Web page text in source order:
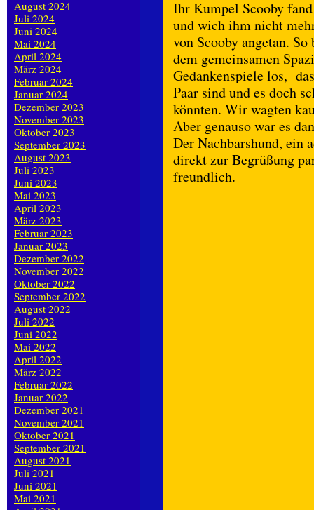
Ihr Kumpel Scooby
und wich ihm nicht
von Scooby angetan.
dem gemeinsamen
Gedankenspiele los,
Paar sind und es doch
könnten. Wir wagten
Aber genauso war es
Der Nachbarshund, ein
direkt zur Begrüßung
freundlich.
August 2024
Juli 2024
Juni 2024
Mai 2024
April 2024
März 2024
Februar 2024
Januar 2024
Dezember 2023
November 2023
Oktober 2023
September 2023
August 2023
Juli 2023
Juni 2023
Mai 2023
April 2023
März 2023
Februar 2023
Januar 2023
Dezember 2022
November 2022
Oktober 2022
September 2022
August 2022
Juli 2022
Juni 2022
Mai 2022
April 2022
März 2022
Februar 2022
Januar 2022
Dezember 2021
November 2021
Oktober 2021
September 2021
August 2021
Juli 2021
Juni 2021
Mai 2021